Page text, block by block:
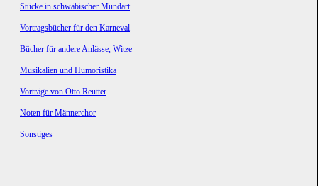
Stücke in schwäbischer Mundart
Vortragsbücher für den Karneval
Bücher für andere Anlässe, Witze
Musikalien und Humoristika
Vorträge von Otto Reutter
Noten für Männerchor
Sonstiges